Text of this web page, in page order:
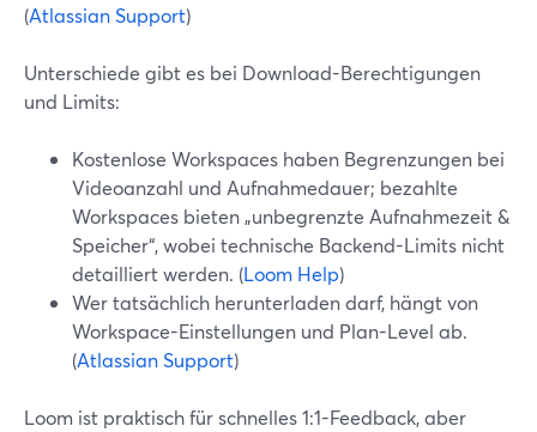
(Atlassian Support)
Unterschiede gibt es bei Download-Berechtigungen
und Limits:
Kostenlose Workspaces haben Begrenzungen bei
Videoanzahl und Aufnahmedauer; bezahlte
Workspaces bieten „unbegrenzte Aufnahmezeit &
Speicher“, wobei technische Backend-Limits nicht
detailliert werden. (Loom Help)
Wer tatsächlich herunterladen darf, hängt von
Workspace-Einstellungen und Plan-Level ab.
(Atlassian Support)
Loom ist praktisch für schnelles 1:1-Feedback, aber